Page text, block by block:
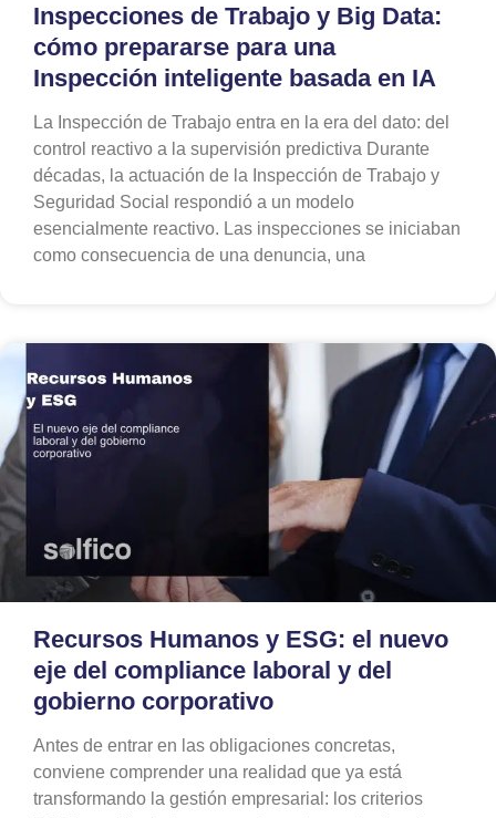
Inspecciones de Trabajo y Big Data:
cómo prepararse para una
Inspección inteligente basada en IA
La Inspección de Trabajo entra en la era del dato: del
control reactivo a la supervisión predictiva Durante
décadas, la actuación de la Inspección de Trabajo y
Seguridad Social respondió a un modelo
esencialmente reactivo. Las inspecciones se iniciaban
como consecuencia de una denuncia, una
Recursos Humanos y ESG: el nuevo
eje del compliance laboral y del
gobierno corporativo
Antes de entrar en las obligaciones concretas,
conviene comprender una realidad que ya está
transformando la gestión empresarial: los criterios